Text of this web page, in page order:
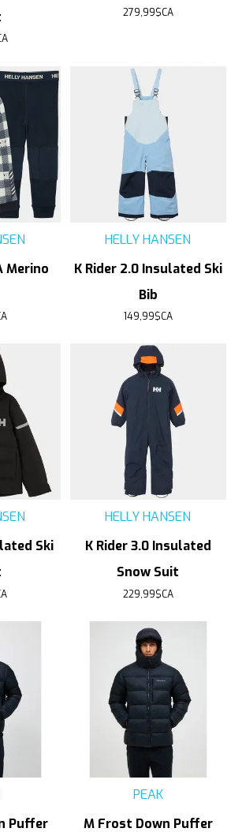
279,99$CA
Merino
HELLY HANSEN
K Rider 2.0 Insulated Ski
Bib
149,99$CA
Ski
HELLY HANSEN
K Rider 3.0 Insulated
Snow Suit
229,99$CA
Puffer
PEAK
M Frost Down Puffer